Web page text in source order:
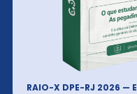
RAIO-X DPE-RJ 2026